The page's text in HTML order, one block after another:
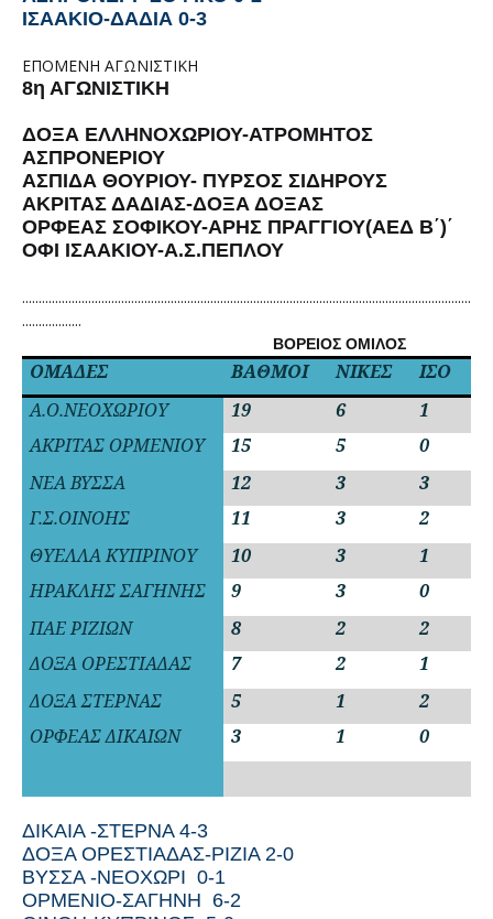
ΙΣΑΑΚΙΟ-ΔΑΔΙΑ 0-3
ΕΠΟΜΕΝΗ ΑΓΩΝΙΣΤΙΚΗ
8η ΑΓΩΝΙΣΤΙΚΗ
ΔΟΞΑ ΕΛΛΗΝΟΧΩΡΙΟΥ-ΑΤΡΟΜΗΤΟΣ
ΑΣΠΡΟΝΕΡΙΟΥ
ΑΣΠΙΔΑ ΘΟΥΡΙΟΥ- ΠΥΡΣΟΣ ΣΙΔΗΡΟΥΣ
ΑΚΡΙΤΑΣ ΔΑΔΙΑΣ-ΔΟΞΑ ΔΟΞΑΣ
ΟΡΦΕΑΣ ΣΟΦΙΚΟΥ-ΑΡΗΣ ΠΡΑΓΓΙΟΥ(ΑΕΔ Β΄)΄
ΟΦΙ ΙΣΑΑΚΙΟΥ-Α.Σ.ΠΕΠΛΟΥ
........................................................................................................................................
..................
ΒΟΡΕΙΟΣ ΟΜΙΛΟΣ
ΟΜΑΔΕΣ ΒΑΘΜΟΙ ΝΙΚΕΣ ΙΣΟ
Α.Ο.ΝΕΟΧΩΡΙΟΥ
19 6 1
ΑΚΡΙΤΑΣ ΟΡΜΕΝΙΟΥ
15 5 0
ΝΕΑ ΒΥΣΣΑ
12 3 3
Γ.Σ.ΟΙΝΟΗΣ
11 3 2
ΘΥΕΛΛΑ ΚΥΠΡΙΝΟΥ
10 3 1
ΗΡΑΚΛΗΣ ΣΑΓΗΝΗΣ
9 3 0
ΠΑΕ ΡΙΖΙΩΝ
8 2 2
ΔΟΞΑ ΟΡΕΣΤΙΑΔΑΣ
7 2 1
ΔΟΞΑ ΣΤΕΡΝΑΣ
5 1 2
ΟΡΦΕΑΣ ΔΙΚΑΙΩΝ
3 1 0
ΔΙΚΑΙΑ -ΣΤΕΡΝΑ 4-3
ΔΟΞΑ ΟΡΕΣΤΙΑΔΑΣ-ΡΙΖΙΑ 2-0
ΒΥΣΣΑ -ΝΕΟΧΩΡΙ 0-1
ΟΡΜΕΝΙΟ-ΣΑΓΗΝΗ 6-2